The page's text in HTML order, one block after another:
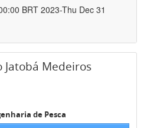
BRT 2023-Thu Dec 31
Jatobá Medeiros
de Pesca